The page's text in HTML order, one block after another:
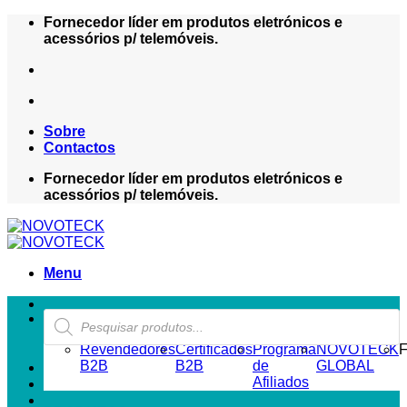
Skip
Fornecedor líder em produtos eletrónicos e
acessórios p/ telemóveis.
Sobre
Contactos
Fornecedor líder em produtos eletrónicos e
acessórios p/ telemóveis.
Menu
Products
search
ZONA REVENDEDOR-B2B
Revendedores
B2B
Certificados
B2B
Programa
de
Afiliados
NOVOTECK
GLOBAL